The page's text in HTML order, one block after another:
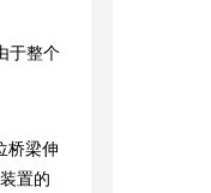
于整个
桥梁伸
置的